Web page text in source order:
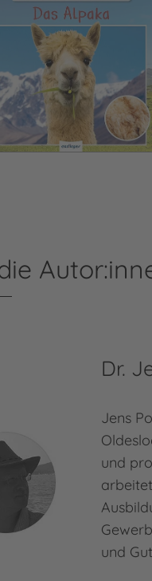
Dr.
Jens
und
und